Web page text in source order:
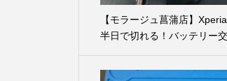
【モラージュ菖蒲店】
半日で切れる！バッテリー